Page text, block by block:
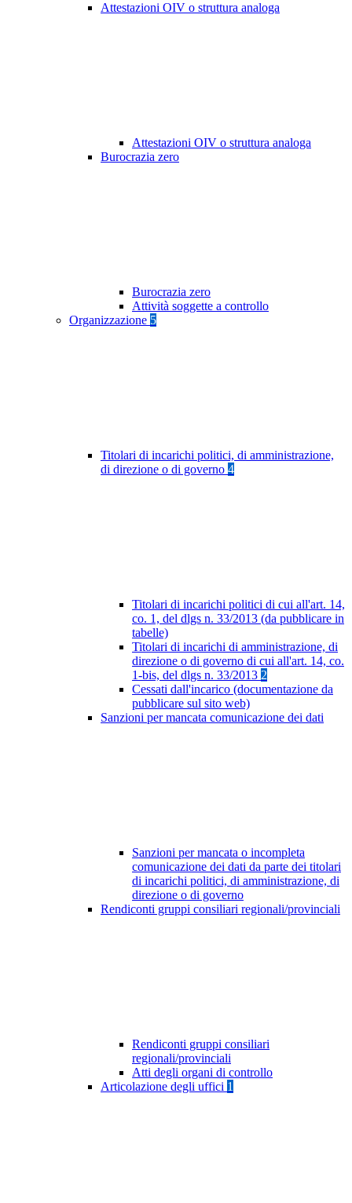
Attestazioni OIV o struttura analoga
Attestazioni OIV o struttura analoga
Burocrazia zero
Burocrazia zero
Attività soggette a controllo
Organizzazione 5
Titolari di incarichi politici, di amministrazione,
di direzione o di governo 4
Titolari di incarichi politici di cui all'art. 14,
co. 1, del dlgs n. 33/2013 (da pubblicare in
tabelle)
Titolari di incarichi di amministrazione, di
direzione o di governo di cui all'art. 14, co.
1-bis, del dlgs n. 33/2013 2
Cessati dall'incarico (documentazione da
pubblicare sul sito web)
Sanzioni per mancata comunicazione dei dati
Sanzioni per mancata o incompleta
comunicazione dei dati da parte dei titolari
di incarichi politici, di amministrazione, di
direzione o di governo
Rendiconti gruppi consiliari regionali/provinciali
Rendiconti gruppi consiliari
regionali/provinciali
Atti degli organi di controllo
Articolazione degli uffici 1